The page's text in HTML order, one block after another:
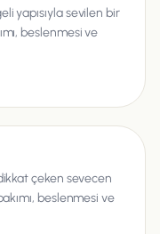
yapısıyla sevilen bir
beslenmesi ve
çeken sevecen
beslenmesi ve